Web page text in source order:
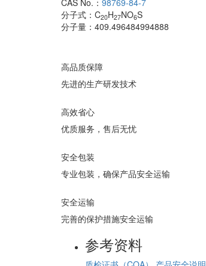
CAS No.： 98769-84-7
分子式： C20H27NO6S
分子量： 409.496484994888
高品质保障
先进的生产研发技术
高效省心
优质服务，售后无忧
安全包装
专业包装，确保产品安全运输
安全运输
完善的保护措施安全运输
参考资料